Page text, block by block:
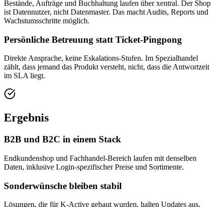
Bestände, Aufträge und Buchhaltung laufen über xentral. Der Shop
ist Datennutzer, nicht Datenmaster. Das macht Audits, Reports und
Wachstumsschritte möglich.
Persönliche Betreuung statt Ticket-Pingpong
Direkte Ansprache, keine Eskalations-Stufen. Im Spezialhandel
zählt, dass jemand das Produkt versteht, nicht, dass die Antwortzeit
im SLA liegt.
Ergebnis
B2B und B2C in einem Stack
Endkundenshop und Fachhandel-Bereich laufen mit denselben
Daten, inklusive Login-spezifischer Preise und Sortimente.
Sonderwünsche bleiben stabil
Lösungen, die für K-Active gebaut wurden, halten Updates aus.